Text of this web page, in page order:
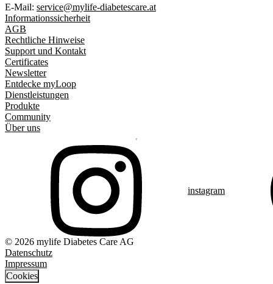
E-Mail: service@mylife-diabetescare.at
Informationssicherheit
AGB
Rechtliche Hinweise
Support und Kontakt
Certificates
Newsletter
Entdecke myLoop
Dienstleistungen
Produkte
Community
Über uns
instagram
© 2026 mylife Diabetes Care AG
Datenschutz
Impressum
Cookies